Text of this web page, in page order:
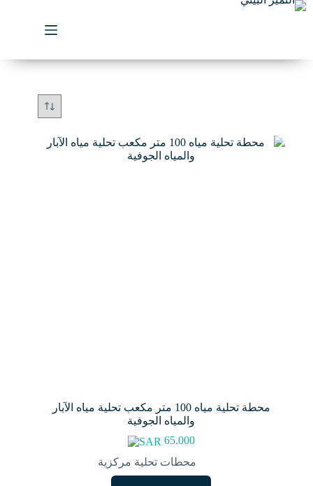
التجاوز
محطة تحلية مياه 100 متر مكعب تحلية مياه الآبار
والمياه الجوفية
65.000
محطات تحلية مركزية